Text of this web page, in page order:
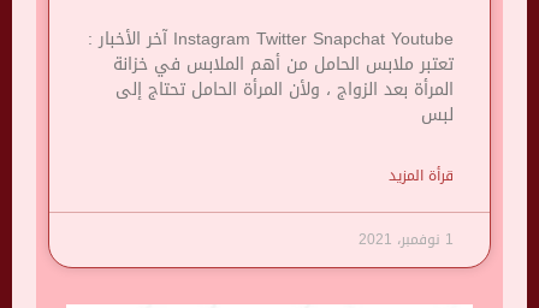
Instagram Twitter Snapchat Youtube آخر الأخبار :
تعتبر ملابس الحامل من أهم الملابس في خزانة
المرأة بعد الزواج ، ولأن المرأة الحامل تحتاج إلى
لبس
قرأة المزيد
1 نوفمبر، 2021